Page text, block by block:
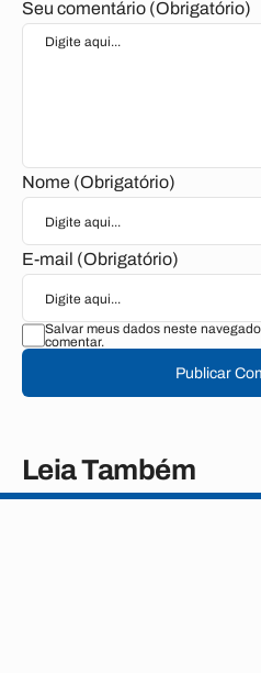
Seu comentário (Obrigatório)
Nome (Obrigatório)
E-mail (Obrigatório)
Salvar meus dados neste
comentar.
Publicar
Leia Também